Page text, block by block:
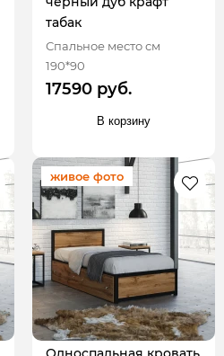
табак
Спальное место см
190*90
17590 руб.
В корзину
живое фото